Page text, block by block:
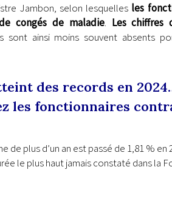
Jambon, selon lesquelles les
congés de maladie. Les chiffres
sont ainsi moins souvent absents
des records en
les fonctionnaires
plus d’un an est passé de 1,81 % en
le plus haut jamais constaté dans la